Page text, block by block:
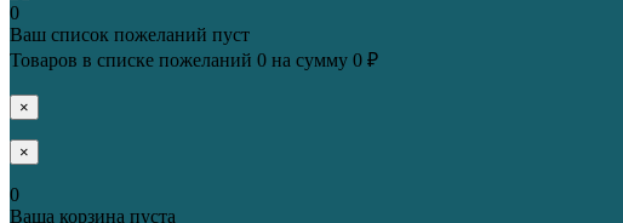
0
Ваш список пожеланий пуст
Товаров в списке пожеланий 0 на сумму 0 ₽
×
×
0
Ваша корзина пуста